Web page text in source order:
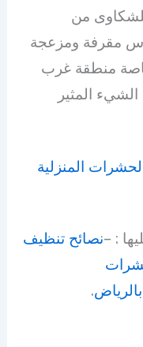
من
مقرفة ومزعجة
منطقة غرب
المثير
المنزلية
: –نصائح تنظيف
.